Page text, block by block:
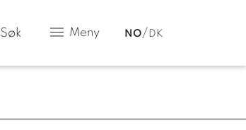
Søk Meny NO DK